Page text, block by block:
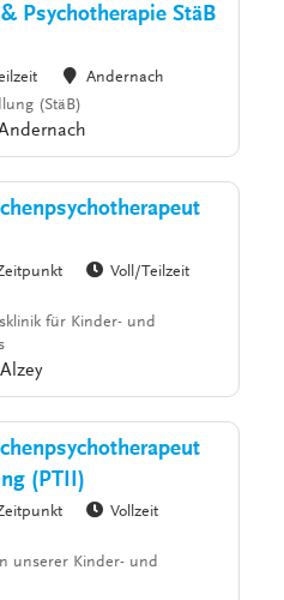
Psychotherapie StäB
Andernach
(StäB)
Voll/Teilzeit
für Kinder- und
(PTII)
Vollzeit
unserer Kinder- und